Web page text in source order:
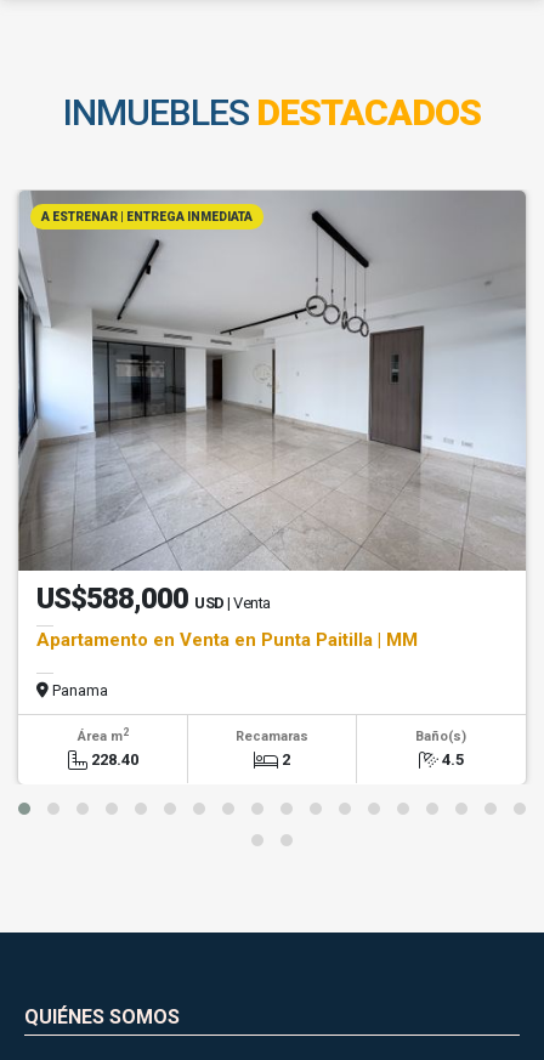
INMUEBLES DESTACADOS
A ESTRENAR | ENTREGA INMEDIATA
US$588,000 USD | Venta
Apartamento en Venta en Punta Paitilla | MM
Panama
Área m2
228.40
Recamaras
2
Baño(s)
4.5
QUIÉNES SOMOS